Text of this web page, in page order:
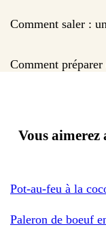
Comment saler :
Comment
Vous aimerez
Pot-au-feu à la
Paleron de boeuf